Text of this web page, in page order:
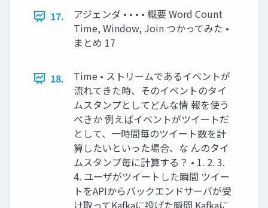
17.
アジェンダ • • • • 概要 Word Count
Time, Window, Join つかってみた •
まとめ 17
18.
Time • ストリームであるイベントが
流れてきた時、そのイベントのタイ
ムスタンプとしてどんな情 報を使う
べきか 例えばイベントがツイートだ
として、一時間毎のツイート数を計
算したいといった場合、な んのタイ
ムスタンプ毎に計算する？ • 1. 2. 3.
4. ユーザがツイートした瞬間 ツイー
トをAPIからバックエンドサーバが受